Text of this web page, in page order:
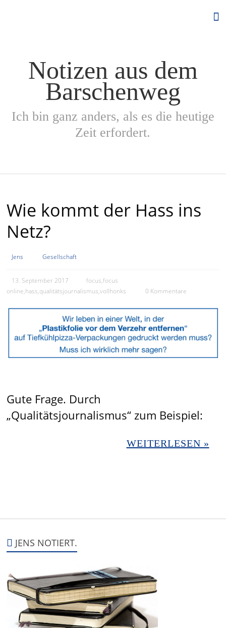
Notizen aus dem
Barschenweg
Ich bin ganz anders, als es die heutige
Zeit erfordert.
Wie kommt der Hass ins
Netz?
Jens Gesellschaft
13. September 2017 focus,focus
online,hass,qualitätsjournalismus,vollhonks 0 Kommentare
Gute Frage. Durch
„Qualitätsjournalismus“ zum Beispiel:
WEITERLESEN »
JENS NOTIERT.